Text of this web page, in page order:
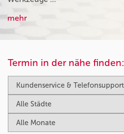
mehr
Termin in der nähe finden: